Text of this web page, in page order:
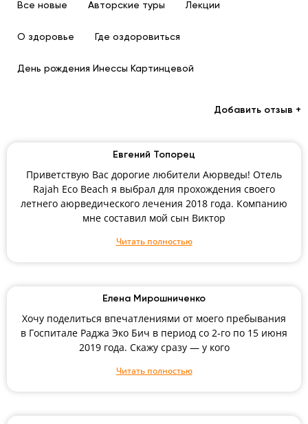
Все новые Авторские туры Лекции
О здоровье Где оздоровиться
День рождения Инессы Картинцевой
Добавить отзыв +
Евгений Топорец
Приветствую Вас дорогие любители Аюрведы! Отель
Rajah Eco Beach я выбрал для прохождения своего
летнего аюрведического лечения 2018 года. Компанию
мне составил мой сын Виктор
Читать полностью
Елена Мирошниченко
Хочу поделиться впечатлениями от моего пребывания
в Госпитале Раджа Эко Бич в период со 2-го по 15 июня
2019 года. Скажу сразу — у кого
Читать полностью